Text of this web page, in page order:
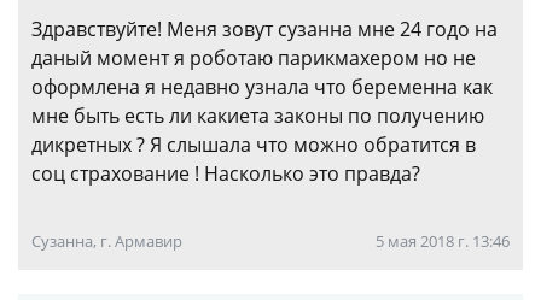
Здравствуйте! Меня зовут сузанна мне 24 годо на
даный момент я роботаю парикмахером но не
оформлена я недавно узнала что беременна как
мне быть есть ли какиета законы по получению
дикретных ? Я слышала что можно обратится в
соц страхование ! Насколько это правда?
Сузанна, г. Армавир 5 мая 2018 г. 13:46